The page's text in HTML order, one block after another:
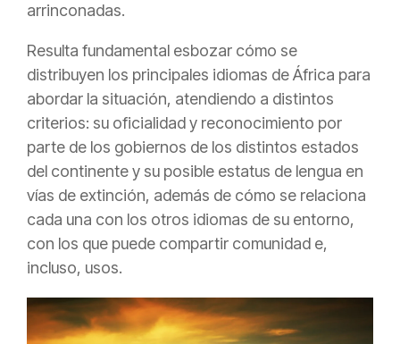
arrinconadas.
Resulta fundamental esbozar cómo se
distribuyen los principales idiomas de África para
abordar la situación, atendiendo a distintos
criterios: su oficialidad y reconocimiento por
parte de los gobiernos de los distintos estados
del continente y su posible estatus de lengua en
vías de extinción, además de cómo se relaciona
cada una con los otros idiomas de su entorno,
con los que puede compartir comunidad e,
incluso, usos.